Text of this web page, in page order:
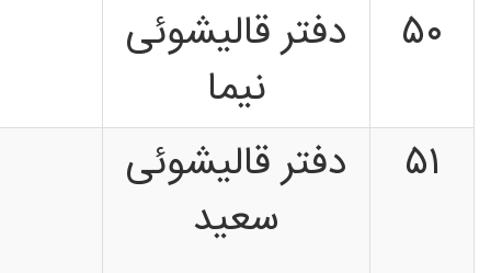
۵۰
دفتر قالیشوئی
نیما
۵۱
دفتر قالیشوئی
سعید